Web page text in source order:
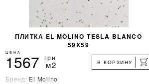
ПЛИТКА EL MOLINO TESLA BLANCO
59Х59
ЦЕНА
1567 грн
м2 В КОРЗИНУ
Бренд: El Molino